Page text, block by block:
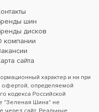
шин
дисков
компании
сайта
характер и ни при
офертой, определяемой
кодекса Российской
"Зеленая Шина" не